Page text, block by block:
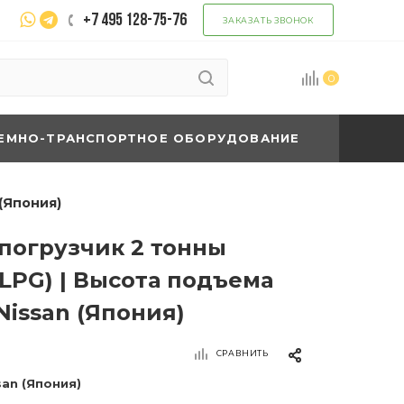
+7 495 128-75-76 ЗАКАЗАТЬ ЗВОНОК
0
ТРАНСПОРТНОЕ ОБОРУДОВАНИЕ
2 тонны
| Высота подъема
(Япония)
СРАВНИТЬ
(Япония)